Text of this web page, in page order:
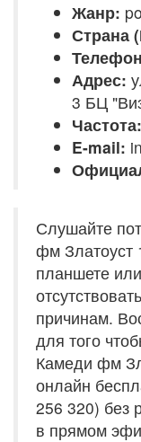
Жанр:
Страна
Адрес:
3 БЦ
Частота:
E-mail:
Слушайте
фм Златоуст
планшете
причинам.
для того
Камеди фм
онлайн
256 320) без
в прямом